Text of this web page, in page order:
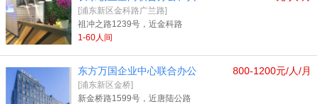
[浦东新区金科路广兰路]
祖冲之路1239号，近金科路
1-60人间
800-1200元/人/月
东方万国企业中心联合办公
[浦东新区金桥]
新金桥路1599号，近唐陆公路